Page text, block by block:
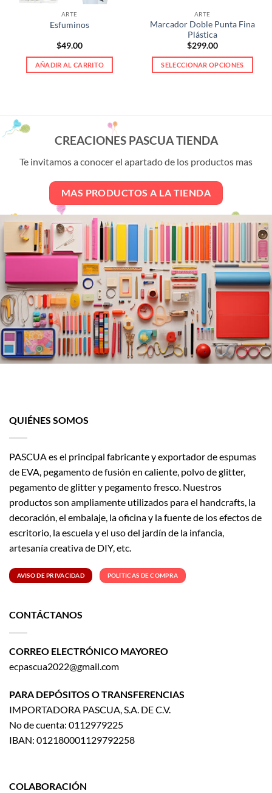
ARTE
Esfuminos
$49.00
AÑADIR AL CARRITO
ARTE
Marcador Doble Punta Fina
Plástica
$299.00
SELECCIONAR OPCIONES
Las
se
pueden
elegir
en
página
de
producto
CREACIONES PASCUA TIENDA
Te invitamos a conocer el apartado de los productos mas
MAS PRODUCTOS A LA TIENDA
QUIÉNES SOMOS
PASCUA es el principal fabricante y exportador de espumas
de EVA, pegamento de fusión en caliente, polvo de glitter,
pegamento de glitter y pegamento fresco. Nuestros
productos son ampliamente utilizados para el handcrafts, la
decoración, el embalaje, la oficina y la fuente de los efectos de
escritorio, la escuela y el uso del jardín de la infancia,
artesanía creativa de DIY, etc.
AVISO DE PRIVACIDAD POLÍTICAS DE COMPRA
CONTÁCTANOS
CORREO ELECTRÓNICO MAYOREO
ecpascua2022@gmail.com
PARA DEPÓSITOS O TRANSFERENCIAS
IMPORTADORA PASCUA, S.A. DE C.V.
No de cuenta: 0112979225
IBAN: 012180001129792258
COLABORACIÓN